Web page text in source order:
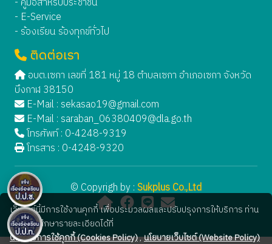
- E-Service
- ร้องเรียน ร้องทุกข์ทั่วไป
ติดต่อเรา
อบต.เซกา เลขที่ 181 หมู่ 18 ตำบลเซกา อำเภอเซกา จังหวัด
บึงกาฬ 38150
E-Mail : sekasao19@gmail.com
E-Mail : saraban_06380409@dla.go.th
โทรศัพท์ : 0-4248-9319
โทรสาร : 0-4248-9320
© Copyrigh by :Sukplus Co.,Ltd
เว็บไซต์นี้มีการใช้งานคุกกี้ เพื่อประมวลผลและปรับปรุงการให้บริการ ท่าน
สามารถศึกษารายละเอียดได้ที่
นโยบายการใช้คุกกี้ (Cookies Policy),นโยบายเว็บไซต์ (Website Policy)